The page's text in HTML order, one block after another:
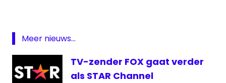
uitzendlicentie
viacom
Meer nieuws...
TV-zender FOX gaat verder
als STAR Channel